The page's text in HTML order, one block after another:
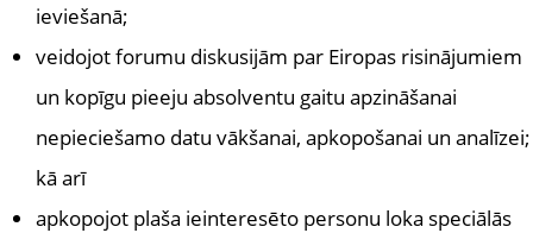
ieviešanā;
veidojot forumu diskusijām par Eiropas risinājumiem
un kopīgu pieeju absolventu gaitu apzināšanai
nepieciešamo datu vākšanai, apkopošanai un analīzei;
kā arī
apkopojot plaša ieinteresēto personu loka speciālās